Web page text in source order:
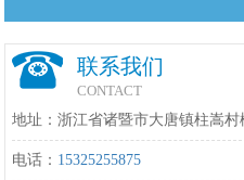
联系我们
CONTACT
地址：浙江省诸暨市大唐镇柱嵩村
电话： 15325255875